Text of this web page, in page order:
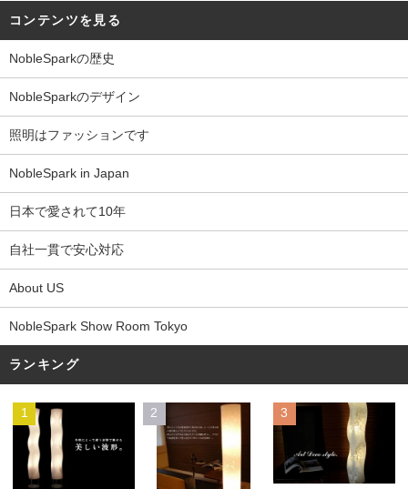
コンテンツを見る
NobleSparkの歴史
NobleSparkのデザイン
照明はファッションです
NobleSpark in Japan
日本で愛されて10年
自社一貫で安心対応
About US
NobleSpark Show Room Tokyo
ランキング
1 2 3